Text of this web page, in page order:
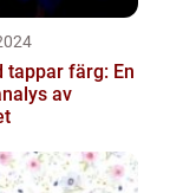
tappar färg: En
av